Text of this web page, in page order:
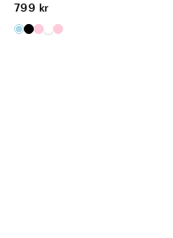
799 kr